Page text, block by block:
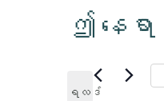
ဤ နေ
ရလဒ်